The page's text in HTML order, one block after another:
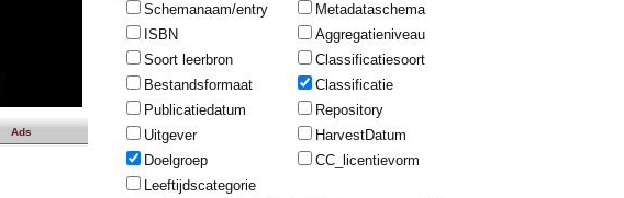
Ads
Schemanaam/entry
Metadataschema
ISBN
Aggregatieniveau
Soort leerbron
Classificatiesoort
Bestandsformaat
Classificatie
Publicatiedatum
Repository
Uitgever
HarvestDatum
Doelgroep
CC_licentievorm
Leeftijdscategorie